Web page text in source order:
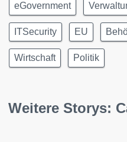
eGovernment
ITSecurity EU
Wirtschaft Politik
Weitere Storys: